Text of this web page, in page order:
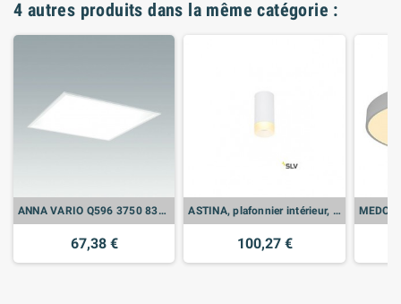
4 autres produits dans la même catégorie :
ANNA VARIO Q596 3750 830-35-40
67,38 €
ASTINA, plafonnier intérieur, blanc mat, GU10/QPAR51, 10W max
100,27 €